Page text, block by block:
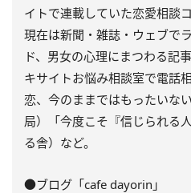
イトで連載していた恋愛相談
現在は新聞・雑誌・ウェブで
ド、男女の心理にまつわる記
キサイトお悩み相談室で電話
恋、今のままではもったいな
局）「今度こそ『信じられる
る舎）など。
●ブログ「cafe dayorin」